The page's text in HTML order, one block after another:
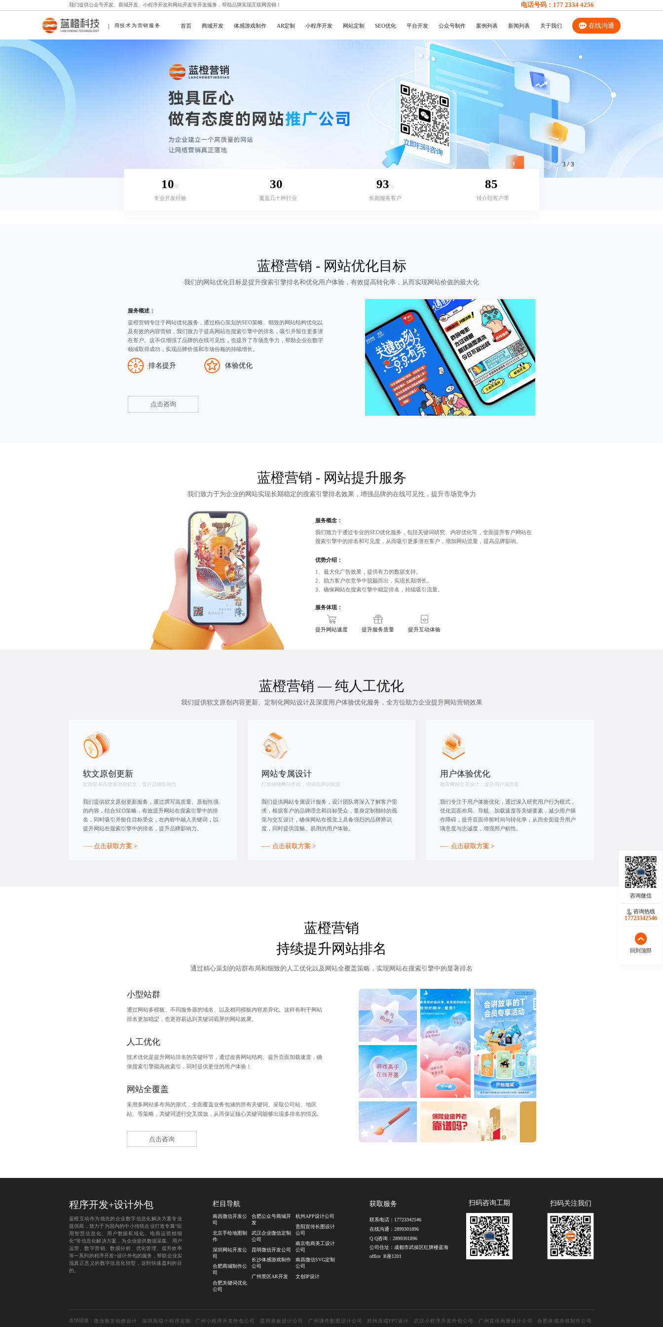
我们提供公众号开发 商城开发 小程序开发和网站开发等开发服务，帮助品牌实现互联网营销！ 电话号码： 177 2334 4256
用技术为营销服务 首页 商城开发 体感游戏制作 AR定制 小程序开发 网站定制 SEO优化 平台开发 公众号制作 案例列表 新闻列表 关于我们 在线沟通
3 /3
10年
专业开发经验
30+
覆盖几十种行业
93%
长期服务客户
85+
转介绍客户率
蓝橙营销 - 网站优化目标
我们的网站优化目标是提升搜索引擎排名和优化用户体验，有效提高转化率，从而实现网站价值的最大化
服务概述：
蓝橙营销专注于网站优化服务，通过精心策划的SEO策略 、细致的网站结构优化以
及有效的内容营销，我们致力于提高网站在搜索引擎中的排名，吸引并留住更多潜
在客户。这不仅增强了品牌的在线可见性，也提升了市场竞争力，帮助企业在数字
领域取得成功，实现品牌价值和市场份额的持续增长。
排名提升 体验优化
点击咨询
蓝橙营销 - 网站提升服务
我们致力于为企业的网站实现长期稳定的搜索引擎排名效果，增强品牌的在线可见性，提升市场竞争力
服务概念：
我们致力于通过专业的SEO优化服务，包括关键词研究、内容优化等，全面提升客户网站在
搜索引擎中的排名和可见度，从而吸引更多潜在客户，增加网站流量，提高品牌影响。
优势介绍：
1、最大化广告效果，提供有力的数据支持。
2、助力客户在竞争中脱颖而出，实现长期增长。
3、确保网站在搜索引擎中稳定排名，持续吸引流量。
服务体现：
提升网站速度 提升服务质量 提升互动体验
蓝橙营销 — 纯人工优化
我们提供软文原创内容更新 、定制化网站设计及深度用户体验优化服务，全方位助力企业提升网站营销效果
软文原创更新
定期发布高质量原创软文，提升品牌影响力
我们提供软文原创更新服务，通过撰写高质量、原创性强
的内容，结合SEO策略，有效提升网站在搜索引擎中的排
名，同时吸引并留住目标受众，在内容中融入关键词，以
提升网站在搜索引擎中的排名，提升品牌影响力。
点击获取方案 >
网站专属设计
打造独特网站界面，增强品牌识别度
我们提供网站专属设计服务，设计团队将深入了解客户需
求，根据客户的品牌理念和目标受众，量身定制独特的视
觉与交互设计，确保网站在视觉上具备强烈的品牌辨识
度，同时提供流畅、易用的用户体验。
点击获取方案 >
用户体验优化
改善网站交互设计，提升用户满意度
我们专注于用户体验优化，通过深入研究用户行为模式，
优化页面布局、导航、加载速度等关键要素，减少用户操
作障碍，提升页面停留时间与转化率，从而全面提升用户
满意度与忠诚度，增强用户粘性。
点击获取方案 >
蓝橙营销
持续提升网站排名
通过精心策划的站群布局和细致的人工优化以及 网站全覆盖策略 ，实现网站在搜索引擎中的显著排名
小型站群
通过网站多模板、不同服务器的域名、以及相同模板内容差异化。这样有利于网站
排名更加稳定，也更容易达到关键词霸屏的网站效果。
人工优化
技术优化是提升网站排名的关键环节，通过改善网站结构、提升页面加载速度 ，确
保搜索引擎能高效索引，同时提供更佳的用户体验！
网站全覆盖
采用多网站多布局的形式，全面覆盖业务包涵的所有关键词
。采取公司站、地区
站、等策略，关键词进行交叉摆放，从而保证核心关键词能够出现多排名的情况。
点击咨询
咨询热线
17723342546
回到顶部
程序开发+设计外包
蓝橙互动作为领先的企业数字信息化解决方案专业
提供商，致力于为国内的中小传统企业打造专属“应
用智慧信息化、用户数据私域化、电商运营精细
化”等信息化解决方案，为企业提供数据采集、用户
运营、数字营销、数据分析、优化管理、提升效率
等一系列的程序开发+设计外包的服务，帮助企业实
现真正意义的数字信息化转型，达到快速盈利的目
的。
栏目导航
南昌微信开发公
司
北京手绘地图制
作
深圳网站开发公
司
合肥商城制作公
司
合肥关键词优化
公司
合肥公众号商城开
发
武汉企业微信定制
公司
昆明微信开发公司
长沙体感游戏制作
公司
广州景区AR开发
杭州APP设计公司
贵阳宣传长图设计
公司
南京电商美工设计
公司
南昌微信SVG定制
公司
文创IP设计
获取服务
联系电话： 17723342546
在线沟通： 2899301896
Q Q咨询： 2899301896
公司住址：成都市武侯区红牌楼蓝海
office B座1201
扫码咨询工期 扫码关注我们
友情链接： 微信推文动效设计 深圳高端小程序定制 广州小程序开发外包公司 昆明展板设计公司 广州课件配图设计公司 郑州高端PPT设计 武汉小程序开发外包公司 广州宣传画册设计公司
合肥体感游戏制作公司